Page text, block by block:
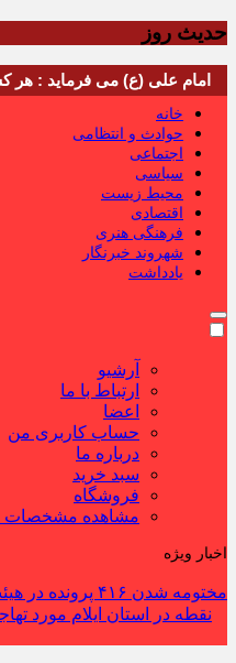
حدیث روز
امام علی (ع) می فرماید : هر کس از خود بدگویی و انتقاد کند٬ خود را
خانه
حوادث و انتظامی
اجتماعی
سیاسی
محیط زیست
اقتصادی
فرهنگی هنری
شهروند خبرنگار
یادداشت
آرشیو
ارتباط با ما
اعضا
حساب کاربری من
درباره ما
سبد خرید
فروشگاه
مشاهده مشخصات
اخبار ویژه
مختومه شدن ۴۱۶ پرونده در هیئت‌های صلح ایلام
نقطه در استان ایلام مورد